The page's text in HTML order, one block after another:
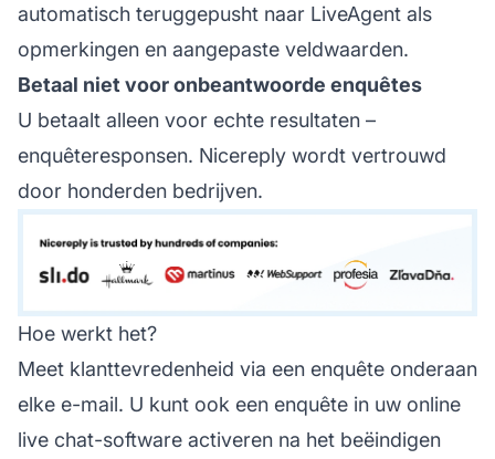
automatisch teruggepusht naar LiveAgent als
opmerkingen en aangepaste veldwaarden.
Betaal niet voor onbeantwoorde enquêtes
U betaalt alleen voor echte resultaten –
enquêteresponsen. Nicereply wordt vertrouwd
door honderden bedrijven.
Hoe werkt het?
Meet klanttevredenheid via een enquête onderaan
elke e-mail. U kunt ook een enquête in uw online
live chat-software activeren na het beëindigen